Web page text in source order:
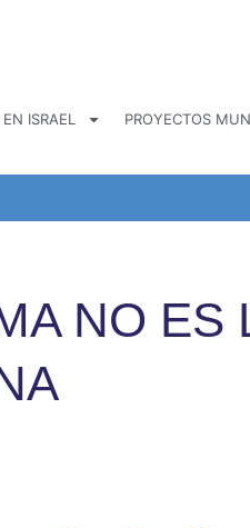
ISRAEL PROYECTOS
NO ES